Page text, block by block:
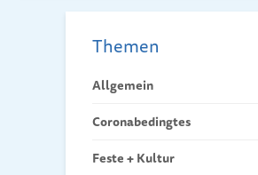
Themen
Allgemein
Coronabedingtes
Feste + Kultur